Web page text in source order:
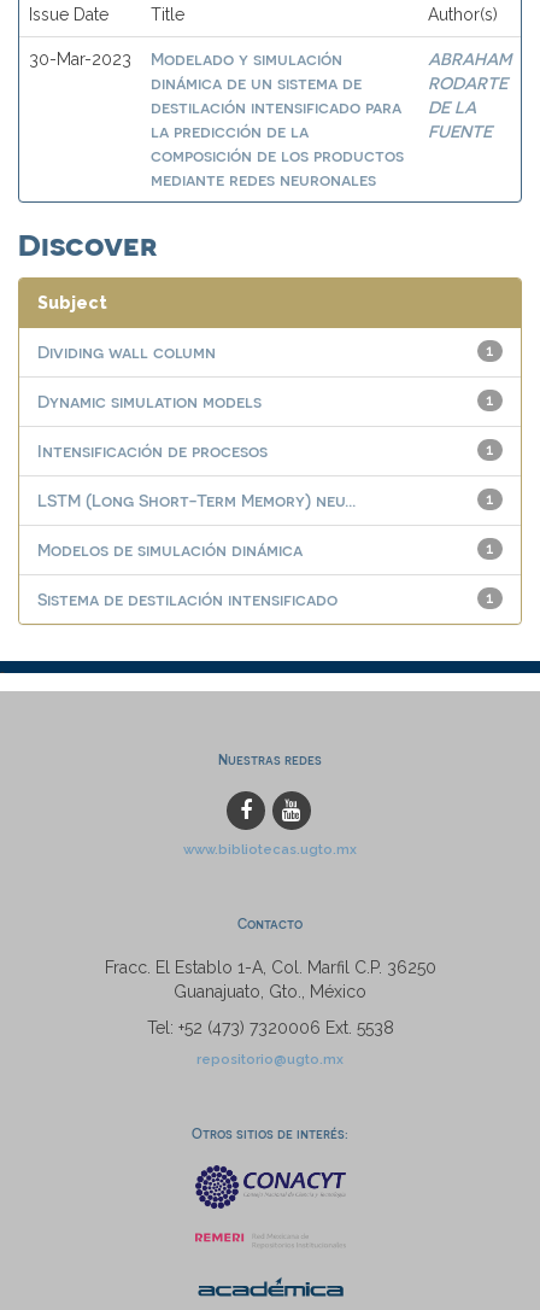
Issue Date Title Author(s)
30-Mar-2023
Modelado y simulación
dinámica de un sistema de
destilación intensificado para
la predicción de la
composición de los productos
mediante redes neuronales
ABRAHAM
RODARTE
DE LA
FUENTE
Discover
Subject
1
Dividing wall column
1
Dynamic simulation models
1
Intensificación de procesos
1
LSTM (Long Short-Term Memory) neu...
1
Modelos de simulación dinámica
1
Sistema de destilación intensificado
Nuestras redes
www.bibliotecas.ugto.mx
Contacto
Fracc. El Establo 1-A, Col. Marfil C.P. 36250
Guanajuato, Gto., México
Tel: +52 (473) 7320006 Ext. 5538
repositorio@ugto.mx
Otros sitios de interés: